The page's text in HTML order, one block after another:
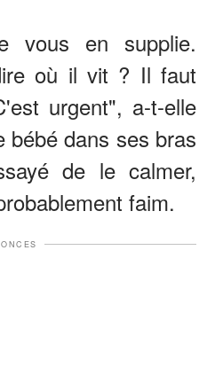
vous en supplie.
où il vit ? Il faut
urgent", a-t-elle
bébé dans ses bras
de le calmer,
faim.